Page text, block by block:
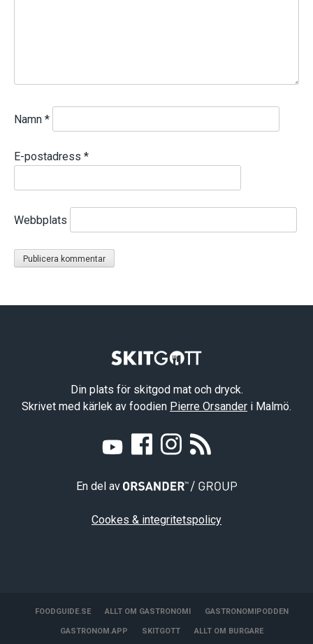
Namn *
E-postadress *
Webbplats
Din plats för skitgod mat och dryck.
Skrivet med kärlek av foodien Pierre Orsander i Malmö.
En del av
Cookes & integritetspolicy
FOODGUIDE.SE ALLT OM GASTRONOMI GASTRONOMIPODDEN
GASTRONOM.APP SKITGOTT ALLT OM BURGARE